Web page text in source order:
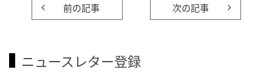
前の記事 次の記事
ニュースレター登録